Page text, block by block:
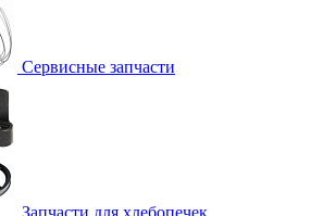
Сервисные запчасти
Запчасти для хлебопечек